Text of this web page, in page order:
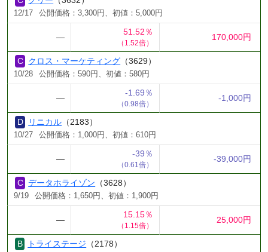
12/17 公開価格：3,300円、初値：5,000円
―
51.52％
（1.52倍）
170,000円
クロス・マーケティング （3629）
10/28 公開価格：590円、初値：580円
―
-1.69％
（0.98倍）
-1,000円
リニカル （2183）
10/27 公開価格：1,000円、初値：610円
―
-39％
（0.61倍）
-39,000円
データホライゾン （3628）
9/19 公開価格：1,650円、初値：1,900円
―
15.15％
（1.15倍）
25,000円
トライステージ （2178）